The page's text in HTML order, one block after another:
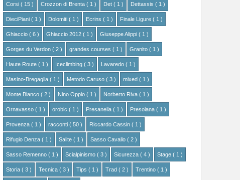
Corsi ( 15 ) Crozzon di Brenta ( 1 ) Det ( 1 ) Dettassis ( 1 )
DieciPiani ( 1 ) Dolomiti ( 1 ) Ecrins ( 1 ) Finale Ligure ( 1 )
Ghiaccio ( 6 ) Ghiaccio 2012 ( 1 ) Giuseppe Alippi ( 1 )
Gorges du Verdon ( 2 ) grandes courses ( 1 ) Granito ( 1 )
Haute Route ( 1 ) Iceclimbing ( 3 ) Lavaredo ( 1 )
Masino-Bregaglia ( 1 ) Metodo Caruso ( 3 ) mixed ( 1 )
Monte Bianco ( 2 ) Nino Oppio ( 1 ) Norberto Riva ( 1 )
Ornavasso ( 1 ) orobic ( 1 ) Presanella ( 1 ) Presolana ( 1 )
Provenza ( 1 ) racconti ( 50 ) Riccardo Cassin ( 1 )
Rifugio Denza ( 1 ) Salite ( 1 ) Sasso Cavallo ( 2 )
Sasso Remenno ( 1 ) Scialpinismo ( 3 ) Sicurezza ( 4 ) Stage ( 1 )
Storia ( 3 ) Tecnica ( 3 ) Tips ( 1 ) Trad ( 2 ) Trentino ( 1 )